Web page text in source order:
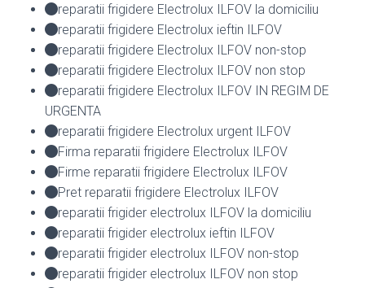
reparatii frigidere Electrolux ILFOV la domiciliu
reparatii frigidere Electrolux ieftin ILFOV
reparatii frigidere Electrolux ILFOV non-stop
reparatii frigidere Electrolux ILFOV non stop
reparatii frigidere Electrolux ILFOV IN REGIM DE
URGENTA
reparatii frigidere Electrolux urgent ILFOV
Firma reparatii frigidere Electrolux ILFOV
Firme reparatii frigidere Electrolux ILFOV
Pret reparatii frigidere Electrolux ILFOV
reparatii frigider electrolux ILFOV la domiciliu
reparatii frigider electrolux ieftin ILFOV
reparatii frigider electrolux ILFOV non-stop
reparatii frigider electrolux ILFOV non stop